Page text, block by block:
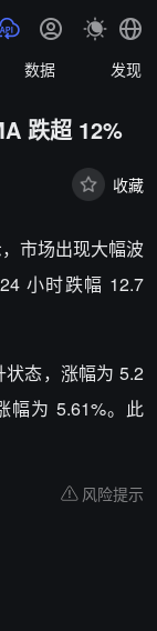
数据 发现
跌超 12%
收藏
市场出现大幅波
小时跌幅 12.7
态，涨幅为 5.2
幅为 5.61%。此
风险提示